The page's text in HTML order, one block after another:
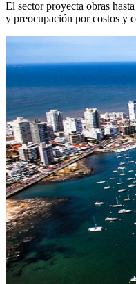
El sector proyecta obras
y preocupación por costos y